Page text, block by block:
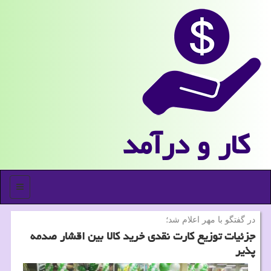
كار و درآمد
منو
در گفتگو با مهر اعلام شد؛
جزئیات توزیع كارت نقدی خرید كالا بین اقشار صدمه
پذیر